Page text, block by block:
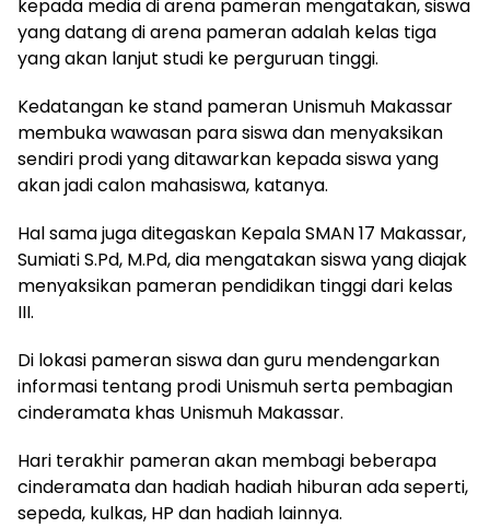
kepada media di arena pameran mengatakan, siswa
yang datang di arena pameran adalah kelas tiga
yang akan lanjut studi ke perguruan tinggi.
Kedatangan ke stand pameran Unismuh Makassar
membuka wawasan para siswa dan menyaksikan
sendiri prodi yang ditawarkan kepada siswa yang
akan jadi calon mahasiswa, katanya.
Hal sama juga ditegaskan Kepala SMAN 17 Makassar,
Sumiati S.Pd, M.Pd, dia mengatakan siswa yang diajak
menyaksikan pameran pendidikan tinggi dari kelas
III.
Di lokasi pameran siswa dan guru mendengarkan
informasi tentang prodi Unismuh serta pembagian
cinderamata khas Unismuh Makassar.
Hari terakhir pameran akan membagi beberapa
cinderamata dan hadiah hadiah hiburan ada seperti,
sepeda, kulkas, HP dan hadiah lainnya.